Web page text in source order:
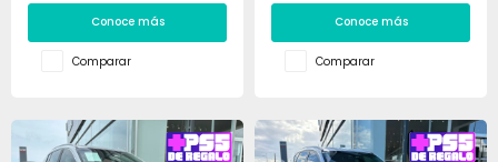
Conoce más
Comparar
Conoce más
Comparar